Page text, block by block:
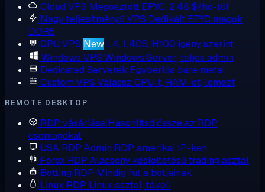
Cloud VPS Megosztott EPYC, 2,48 $/hó-tól
Nagy teljesítményű VPS Dedikált EPYC magok,
DDR5
GPU VPS New L4, L40S, H100 igény szerint
Windows VPS Windows Server, teljes admin
Dedicated Serverek Egybérlős bare metal
Custom VPS Válassz CPU-t, RAM-ot, lemezt
REMOTE DESKTOP
RDP vásárlása Hasonlítsd össze az RDP
csomagokat
USA RDP Admin RDP amerikai IP-ken
Forex RDP Alacsony késleltetésű trading asztal
Botting RDP Mindig fut a botjainak
Linux RDP Linux asztal, távoli